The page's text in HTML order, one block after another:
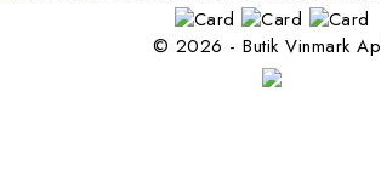
© 2026 - Butik Vinmark